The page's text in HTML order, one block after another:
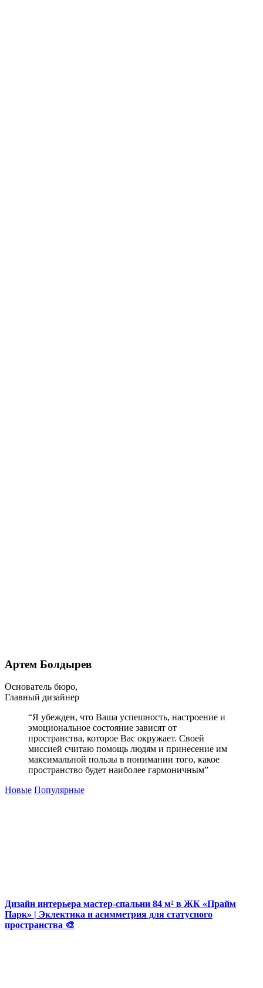
Артем Болдырев
Основатель бюро,
Главный дизайнер
“Я убежден, что Ваша успешность, настроение и
эмоциональное состояние зависят от
пространства, которое Вас окружает. Своей
миссией считаю помощь людям и принесение им
максимальной пользы в понимании того, какое
пространство будет наиболее гармоничным”
Новые Популярные
Дизайн интерьера мастер-спальни 84 м² в ЖК «Прайм
Парк» | Эклектика и асимметрия для статусного
пространства 🎨